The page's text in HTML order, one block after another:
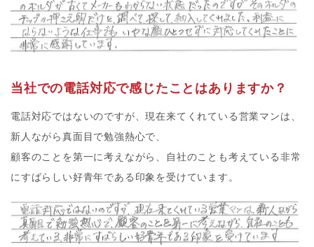
当社での電話対応で感じたことはありますか？
電話対応ではないのですが、現在来てくれている営業マンは、
新人ながら真面目で勉強熱心で、
顧客のことを第一に考えながら、自社のことも考えている非常
にすばらしい好青年である印象を受けています。